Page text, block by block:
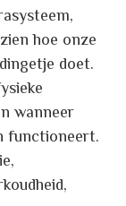
hoe onze
doet.
wanneer
functioneert.